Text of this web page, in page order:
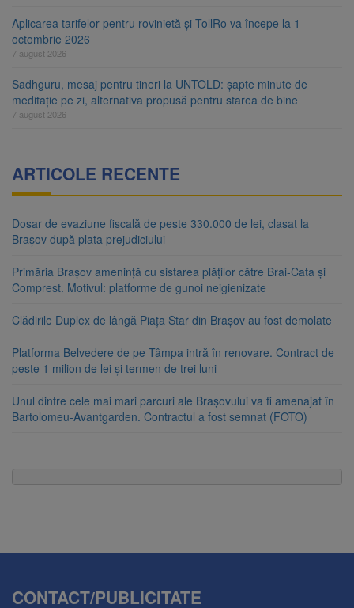
Aplicarea tarifelor pentru rovinietă și TollRo va începe la 1
octombrie 2026
7 august 2026
Sadhguru, mesaj pentru tineri la UNTOLD: șapte minute de
meditație pe zi, alternativa propusă pentru starea de bine
7 august 2026
ARTICOLE RECENTE
Dosar de evaziune fiscală de peste 330.000 de lei, clasat la
Brașov după plata prejudiciului
Primăria Brașov amenință cu sistarea plăților către Brai-Cata și
Comprest. Motivul: platforme de gunoi neigienizate
Clădirile Duplex de lângă Piața Star din Brașov au fost demolate
Platforma Belvedere de pe Tâmpa intră în renovare. Contract de
peste 1 milion de lei și termen de trei luni
Unul dintre cele mai mari parcuri ale Brașovului va fi amenajat în
Bartolomeu-Avantgarden. Contractul a fost semnat (FOTO)
CONTACT/PUBLICITATE